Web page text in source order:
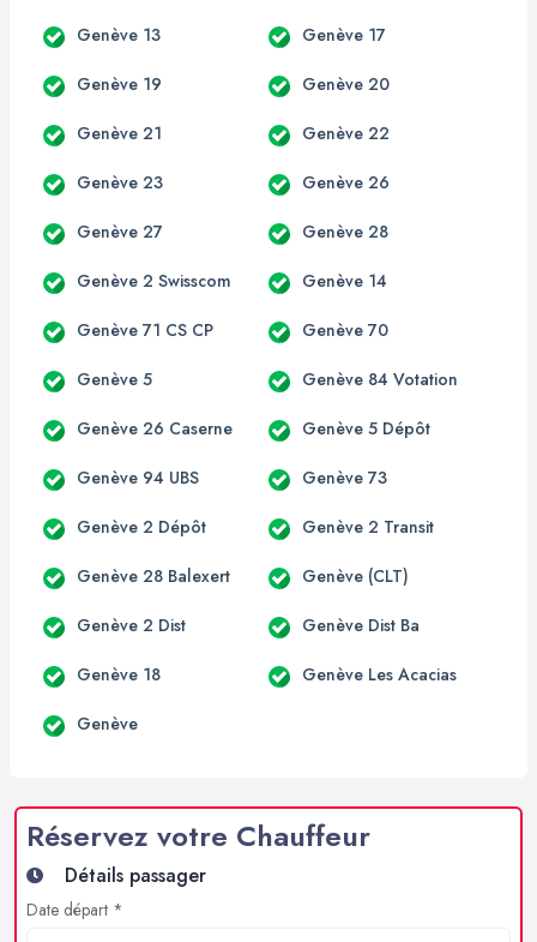
Genève 13 Genève 17
Genève 19 Genève 20
Genève 21 Genève 22
Genève 23 Genève 26
Genève 27 Genève 28
Genève 2 Swisscom Genève 14
Genève 71 CS CP Genève 70
Genève 5 Genève 84 Votation
Genève 26 Caserne Genève 5 Dépôt
Genève 94 UBS Genève 73
Genève 2 Dépôt Genève 2 Transit
Genève 28 Balexert Genève (CLT)
Genève 2 Dist Genève Dist Ba
Genève 18 Genève Les Acacias
Genève
Réservez votre Chauffeur
Détails passager
Date départ *